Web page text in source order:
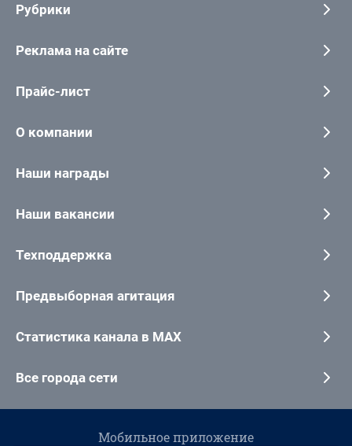
Рубрики
Реклама на сайте
Прайс-лист
О компании
Наши награды
Наши вакансии
Техподдержка
Предвыборная агитация
Статистика канала в MAX
Все города сети
Мобильное приложение